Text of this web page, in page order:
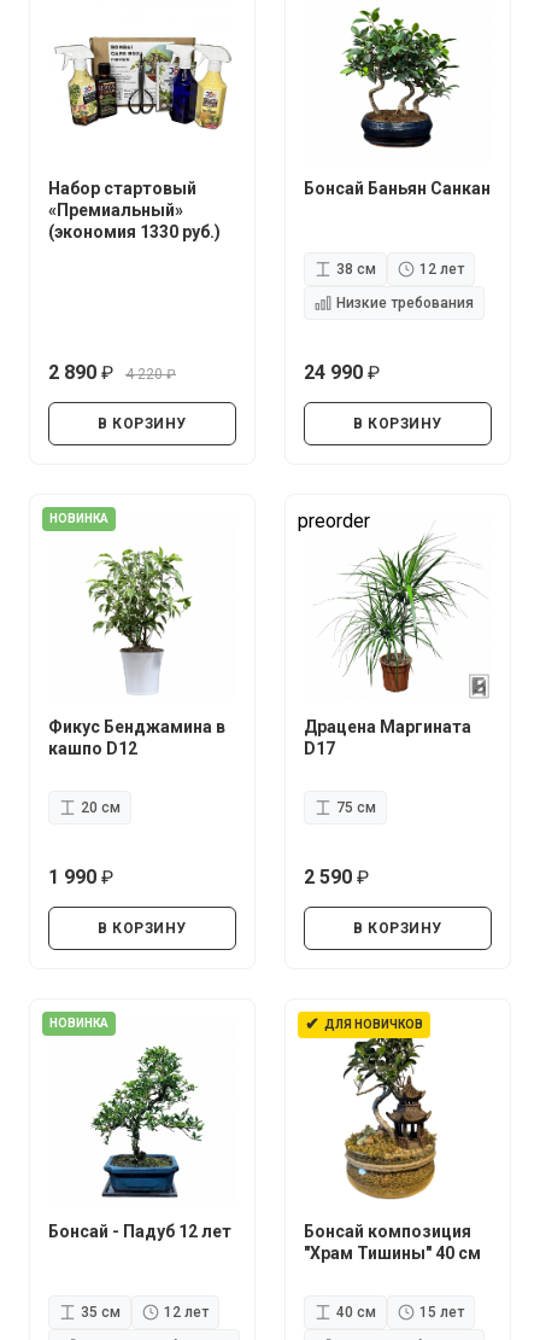
Набор стартовый
«Премиальный»
(экономия 1330 руб.)
2 890
4 220
В КОРЗИНУ
Бонсай Баньян Санкан
38 см
12 лет
Низкие требования
24 990
В КОРЗИНУ
НОВИНКА
Фикус Бенджамина в
кашпо D12
20 см
1 990
В КОРЗИНУ
preorder
Драцена Маргината
D17
75 см
2 590
В КОРЗИНУ
НОВИНКА
Бонсай - Падуб 12 лет
35 см
12 лет
✔ ДЛЯ НОВИЧКОВ
Бонсай композиция
"Храм Тишины" 40 см
40 см
15 лет